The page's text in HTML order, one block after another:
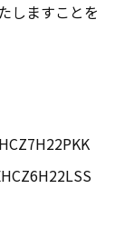
しますことを